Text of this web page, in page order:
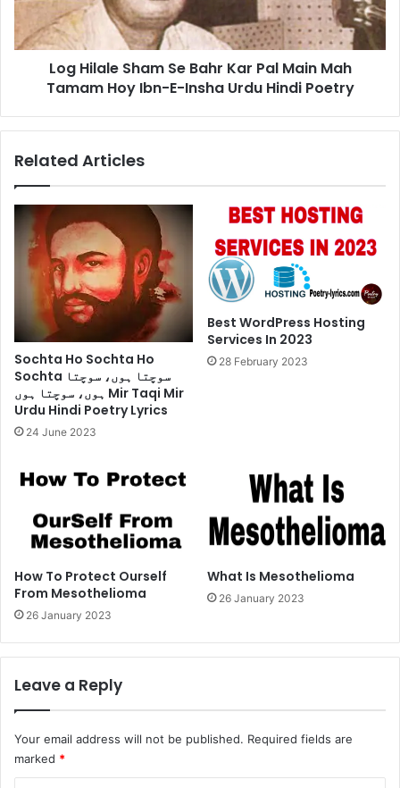
Main
Mah
Tamam
Urdu
Log Hilale Sham Se Bahr Kar Pal Main Mah
Tamam Hoy Ibn-E-Insha Urdu Hindi Poetry
Related Articles
Sochta Ho Sochta Ho
Sochta سوچتا ہوں، سوچتا
ہوں، سوچتا ہوں Mir Taqi Mir
Urdu Hindi Poetry Lyrics
24 June 2023
Best WordPress Hosting
Services In 2023
28 February 2023
How To Protect Ourself
From Mesothelioma
26 January 2023
What Is Mesothelioma
26 January 2023
Leave a Reply
Your email address will not be published. Required fields are
marked *